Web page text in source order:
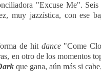
"Excuse Me".
muy jazzística, con ese
de hit dance"Come
en otro de los momentos
que gana, aún más si